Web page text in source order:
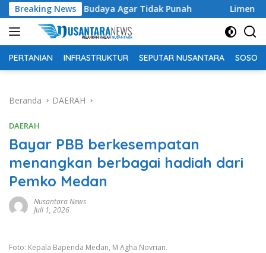
Langsung
ke
konten
Breaking News
Budaya Agar Tidak Punah Limen AK Lingai Tokoh
PERTANIAN INFRASTRUKTUR SEPUTAR NUSANTARA SOSOK
Beranda DAERAH
DAERAH
Bayar PBB berkesempatan
menangkan berbagai hadiah dari
Pemko Medan
Nusantara News
Juli 1, 2026
Foto: Kepala Bapenda Medan, M Agha Novrian.